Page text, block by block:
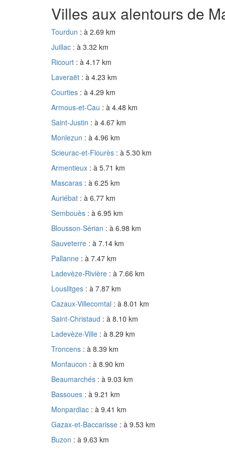
Villes aux alentours de
Tourdun : à 2.69 km
Juillac : à 3.32 km
Ricourt : à 4.17 km
Laveraët : à 4.23 km
Courties : à 4.29 km
Armous-et-Cau : à 4.48 km
Saint-Justin : à 4.67 km
Monlezun : à 4.96 km
Scieurac-et-Flourès : à 5.30 km
Armentieux : à 5.71 km
Mascaras : à 6.25 km
Auriébat : à 6.77 km
Sembouès : à 6.95 km
Blousson-Sérian : à 6.98 km
Sauveterre : à 7.14 km
Pallanne : à 7.47 km
Ladevèze-Rivière : à 7.66 km
Louslitges : à 7.87 km
Cazaux-Villecomtal : à 8.01 km
Saint-Christaud : à 8.10 km
Ladevèze-Ville : à 8.29 km
Troncens : à 8.39 km
Monfaucon : à 8.90 km
Beaumarchés : à 9.03 km
Bassoues : à 9.21 km
Monpardiac : à 9.41 km
Gazax-et-Baccarisse : à 9.53 km
Buzon : à 9.63 km